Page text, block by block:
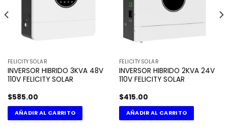
FELICITYSOLAR
INVERSOR HIBRIDO 3KVA 48V
110V FELICITY SOLAR
$585.00
AÑADIR AL CARRITO
FELICITYSOLAR
INVERSOR HIBRIDO 2KVA 24V
110V FELICITY SOLAR
$415.00
AÑADIR AL CARRITO